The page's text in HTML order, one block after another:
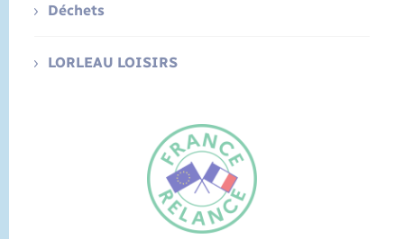
Déchets
LORLEAU LOISIRS